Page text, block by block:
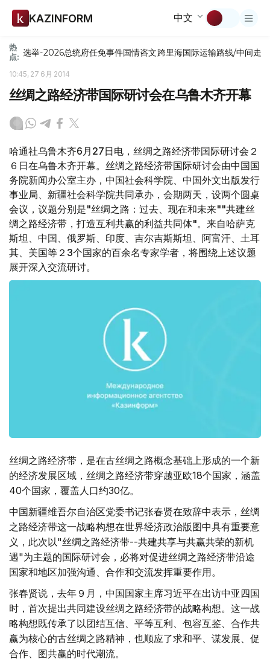
KAZINFORM 中文
热
点: 选举-2026总统府任免事件国情咨文跨里海国际运输路线/中间走廊
10:45, 27 6月 2014
丝绸之路经济带国际研讨会在乌鲁木齐开幕
哈通社乌鲁木齐6月27日电，丝绸之路经济带国际研讨会２
６日在乌鲁木齐开幕。丝绸之路经济带国际研讨会由中国国
务院新闻办公室主办，中国社会科学院、中国外文出版发行
事业局、新疆社会科学院共同承办，会期两天，设两个圆桌
会议，议题分别是"丝绸之路：过去、现在和未来""共建丝
绸之路经济带，打造互利共赢的利益共同体"。来自哈萨克
斯坦、中国、俄罗斯、印度、吉尔吉斯斯坦、阿富汗、土耳
其、美国等２3个国家的百余名专家学者，将围绕上述议题
展开深入交流研讨。
丝绸之路经济带，是在古丝绸之路概念基础上形成的一个新
的经济发展区域，丝绸之路经济带穿越亚欧18个国家，涵盖
40个国家，覆盖人口约30亿。
中国新疆维吾尔自治区党委书记张春贤在致辞中表示，丝绸
之路经济带这一战略构想在世界经济政治版图中具有重要意
义，此次以"丝绸之路经济带--共建共享与共赢共荣的新机
遇"为主题的国际研讨会，必将对促进丝绸之路经济带沿途
国家和地区加强沟通、合作和交流发挥重要作用。
张春贤说，去年９月，中国国家主席习近平在出访中亚四国
时，首次提出共同建设丝绸之路经济带的战略构想。这一战
略构想既传承了以团结互信、平等互利、包容互鉴、合作共
赢为核心的古丝绸之路精神，也顺应了求和平、谋发展、促
合作、图共赢的时代潮流。